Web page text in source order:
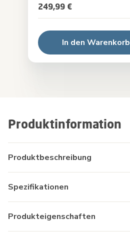
Produktinformation
Produktbeschreibung
Spezifikationen
Produkteigenschaften
249,99 €
In den Warenkorb